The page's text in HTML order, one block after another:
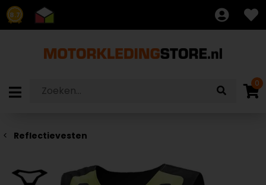
8.7
0
Reflectievesten